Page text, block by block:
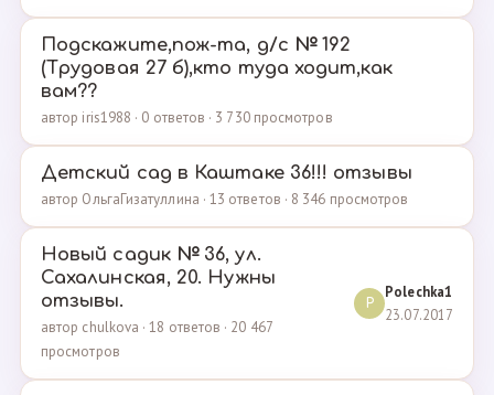
Подскажите,пож-та, д/с № 192
(Трудовая 27 б),кто туда ходит,как
вам??
автор iris1988 · 0 ответов · 3 730 просмотров
Детский сад в Каштаке 36!!! отзывы
автор ОльгаГизатуллина · 13 ответов · 8 346 просмотров
Новый садик № 36, ул.
Сахалинская, 20. Нужны
отзывы.
автор chulkova · 18 ответов · 20 467
просмотров
P
Polechka1
23.07.2017